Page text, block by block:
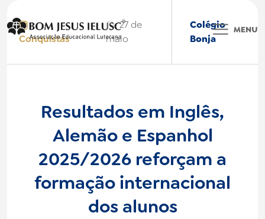
Colégio BONJA
BONJA International
Faculdade IELUSC
Bonjinha
Conquistas
27 de
maio
Colégio
Bonja
Resultados em Inglês,
Alemão e Espanhol
2025/2026 reforçam a
formação internacional
dos alunos